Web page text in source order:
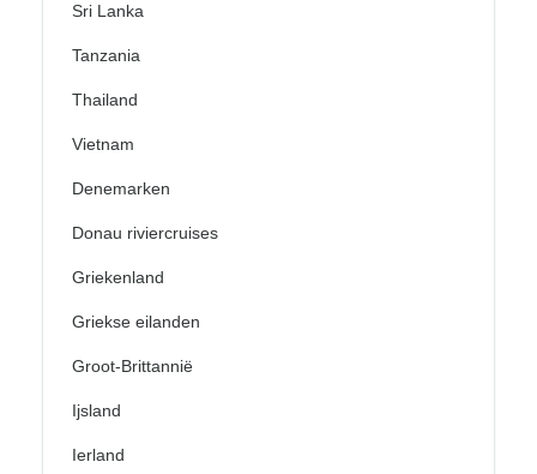
Sri Lanka
Tanzania
Thailand
Vietnam
Denemarken
Donau riviercruises
Griekenland
Griekse eilanden
Groot-Brittannië
Ijsland
Ierland